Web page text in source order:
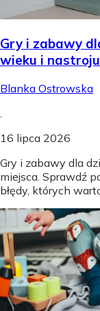
Gry i zabawy
wieku i nastroju
Blanka Ostrowska
16 lipca 2026
Gry i zabawy dla
miejsca. Sprawdź
błędy, których